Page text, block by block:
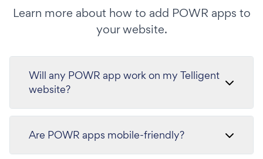
Learn more about how to add POWR apps to
your website.
Will any POWR app work on my Telligent
website?
Are POWR apps mobile-friendly?